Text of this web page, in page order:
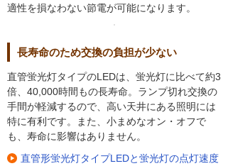
適性を損なわない節電が可能になります。
長寿命のため交換の負担が少ない
直管蛍光灯タイプのLEDは、蛍光灯に比べて約3
倍、40,000時間もの長寿命。ランプ切れ交換の
手間が軽減するので、高い天井にある照明には
特に有利です。また、小まめなオン・オフで
も、寿命に影響はありません。
直管形蛍光灯タイプLEDと蛍光灯の点灯速度